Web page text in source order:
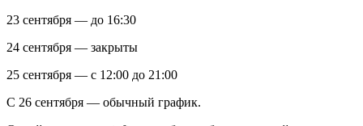
23 сентября — до 16:30
24 сентября — закрыты
25 сентября — с 12:00 до 21:00
С 26 сентября — обычный график.